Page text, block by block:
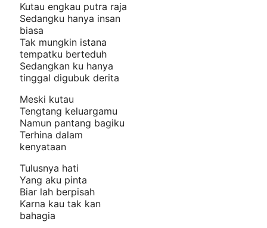
Kutau engkau putra raja
Sedangku hanya insan
biasa
Tak mungkin istana
tempatku berteduh
Sedangkan ku hanya
tinggal digubuk derita
Meski kutau
Tengtang keluargamu
Namun pantang bagiku
Terhina dalam
kenyataan
Tulusnya hati
Yang aku pinta
Biar lah berpisah
Karna kau tak kan
bahagia